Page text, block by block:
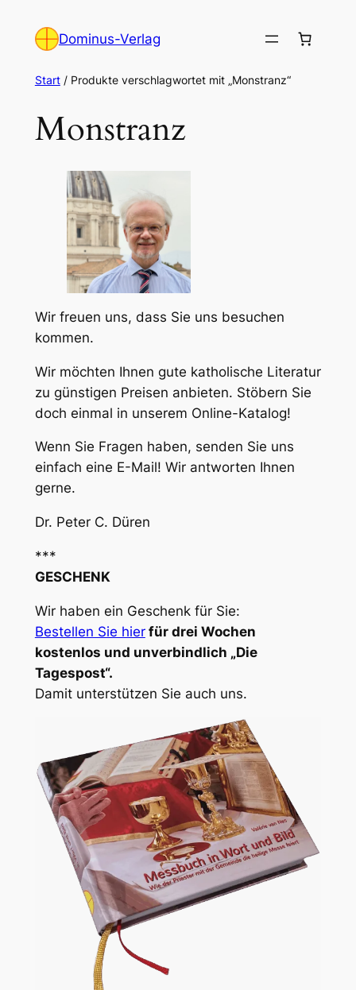
Inhalt
Dominus-Verlag
Start/ Produkte verschlagwortet mit „Monstranz“
Monstranz
Wir freuen uns, dass Sie uns besuchen
kommen.
Wir möchten Ihnen gute katholische Literatur
zu günstigen Preisen anbieten. Stöbern Sie
doch einmal in unserem Online-Katalog!
Wenn Sie Fragen haben, senden Sie uns
einfach eine E-Mail! Wir antworten Ihnen
gerne.
Dr. Peter C. Düren
***
GESCHENK
Wir haben ein Geschenk für Sie:
Bestellen Sie hier für drei Wochen
kostenlos und unverbindlich „Die
Tagespost“.
Damit unterstützen Sie auch uns.